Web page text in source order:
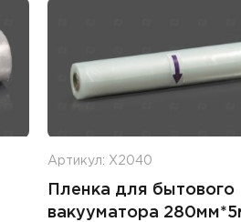
Артикул: Х2040
Пленка для бытового
вакууматора